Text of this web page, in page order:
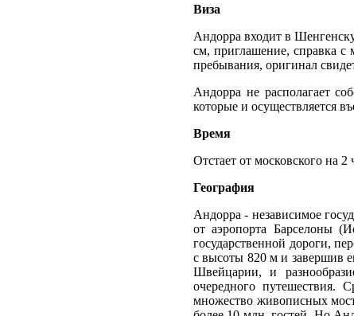
Виза
Андорра входит в
см, приглашение, справка с
пребывания, оригинал
Андорра не располагает
которые и осуществляется
Время
Отстает от московского на 2
География
Андорра - независимое
от аэропорта Барселоны
государственной дороги,
с высоты 820 м и завершив
Швейцарии, и
очередного путешествия.
множество живописных